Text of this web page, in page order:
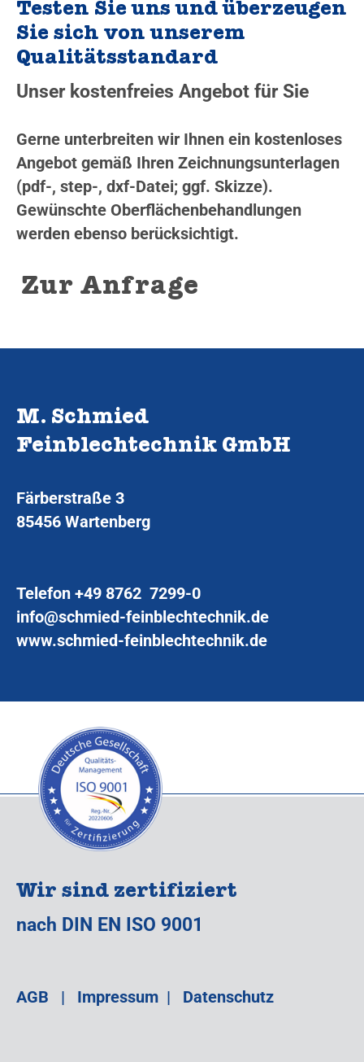
Testen Sie uns und überzeugen
Sie sich von unserem
Qualitätsstandard
Unser kostenfreies Angebot für Sie
Gerne unterbreiten wir Ihnen ein kostenloses
Angebot gemäß Ihren Zeichnungsunterlagen
(pdf-, step-, dxf-Datei; ggf. Skizze).
Gewünschte Oberflächenbehandlungen
werden ebenso berücksichtigt.
Zur Anfrage
M. Schmied
Feinblechtechnik GmbH
Färberstraße 3
85456 Wartenberg
Telefon +49 8762 7299-0
info@schmied-feinblechtechnik.de
www.schmied-feinblechtechnik.de
Wir sind zertifiziert
nach DIN EN ISO 9001
AGB | Impressum | Datenschutz